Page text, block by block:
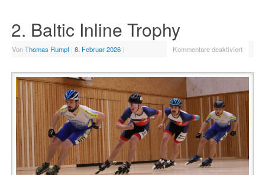
2. Baltic Inline Trophy
VonThomas Rumpf | 8. Februar 2026 | Kommentare deaktiviert